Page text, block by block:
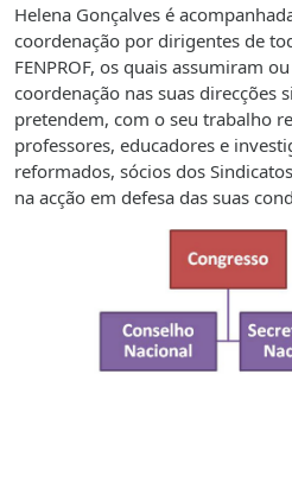
Helena Gonçalves é
coordenação por dirigentes de
FENPROF, os quais assumiram
coordenação nas suas direcções
pretendem, com o seu trabalho
professores, educadores e
reformados, sócios dos
na acção em defesa das suas